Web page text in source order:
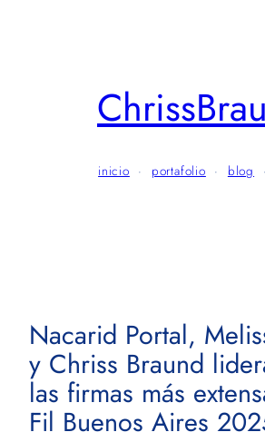
inicio · portafolio · blog
Nacarid Portal,
y Chriss Braund
las firmas más
Fil Buenos Aires